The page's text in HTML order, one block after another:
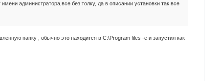
администратора,все без толку, да в описании установки так все
папку , обычно это находится в C:\Program files -е и запустил как